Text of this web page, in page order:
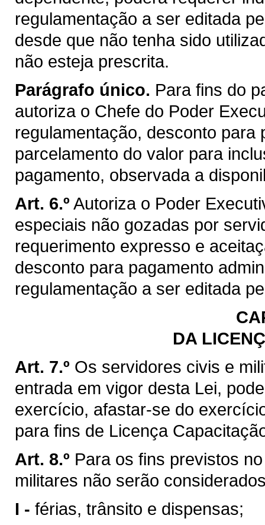
regulamentação a ser editada
desde que não tenha sido
não esteja prescrita.
Parágrafo único. Para fins do
autoriza o Chefe do Poder
regulamentação, desconto para
parcelamento do valor para
pagamento, observada a
Art. 6.º Autoriza o Poder
especiais não gozadas por
requerimento expresso e
desconto para pagamento
regulamentação a ser editada
DA
Art. 7.º Os servidores civis e
entrada em vigor desta Lei,
exercício, afastar-se do
para fins de Licença
Art. 8.º Para os fins previstos
militares não serão
I - férias, trânsito e dispensas;